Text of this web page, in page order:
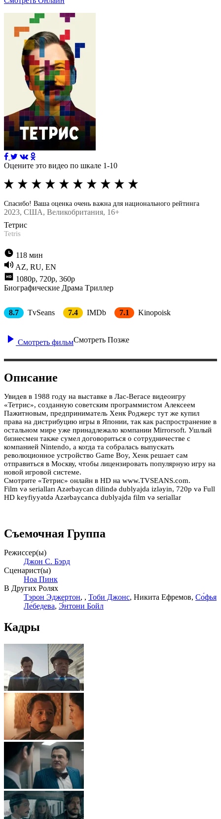
Оцените это видео по шкале 1-10
Спасибо! Ваша оценка очень важна для национального рейтинга
2023, США, Великобритания, 16+
Тетрис
Tetris
118 мин
AZ, RU, EN
1080p, 720p, 360p
Биографические Драма Tриллер
8.7 TvSeans 7.4 IMDb 7.1 Kinopoisk
Смотреть фильмСмотреть Позже
Описание
Увидев в 1988 году на выставке в Лас-Вегасе видеоигру
«Тетрис», созданную советским программистом Алексеем
Пажитновым, предприниматель Хенк Роджерс тут же купил
права на дистрибуцию игры в Японии, так как распространение в
остальном мире уже принадлежало компании Mirrorsoft. Ушлый
бизнесмен также сумел договориться о сотрудничестве с
компанией Nintendo, а когда та собралась выпускать
революционное устройство Game Boy, Хенк решает сам
отправиться в Москву, чтобы лицензировать популярную игру на
новой игровой системе.
Смотрите «Тетрис» онлайн в HD на www.TVSEANS.com.
Film və serialları Azərbaycan dilində dublyajda izləyin, 720p və Full
HD keyfiyyətdə Azərbaycanca dublyajda film və seriallar
Съемочная Группа
Режиссер(ы)
Джон С. Бэрд
Сценарист(ы)
Ноа Пинк
В Других Ролях
Тэрон Эджертон, , Тоби Джонс, Никита Ефремов, Со́фья
Ле́бедева, Э́нтони Бойл
Кадры